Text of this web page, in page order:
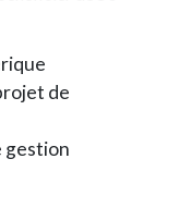
de
gestion